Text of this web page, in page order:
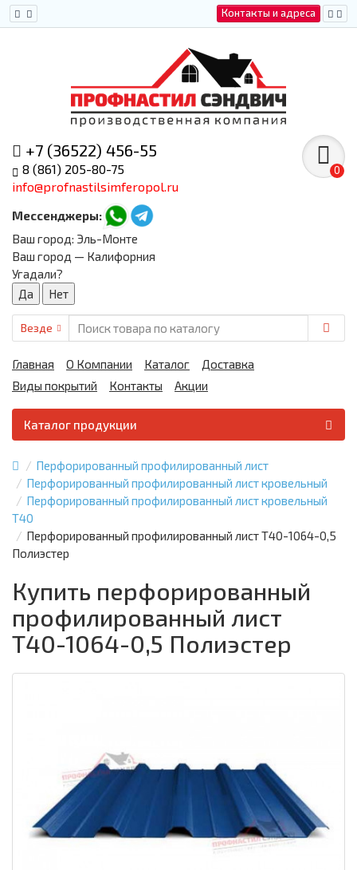
Контакты и адреса
+7 (36522) 456-55
8 (861) 205-80-75
info@profnastilsimferopol.ru
Мессенджеры:
0
Ваш город: Эль-Монте
Ваш город — Калифорния
Угадали?
Везде
Главная О Компании Каталог
Доставка
Виды покрытий
Контакты Акции
Каталог продукции
Перфорированный профилированный лист
Перфорированный профилированный лист кровельный
Перфорированный профилированный лист кровельный
Т40
Перфорированный профилированный лист Т40-1064-0,5
Полиэстер
Купить перфорированный
профилированный лист
Т40-1064-0,5 Полиэстер